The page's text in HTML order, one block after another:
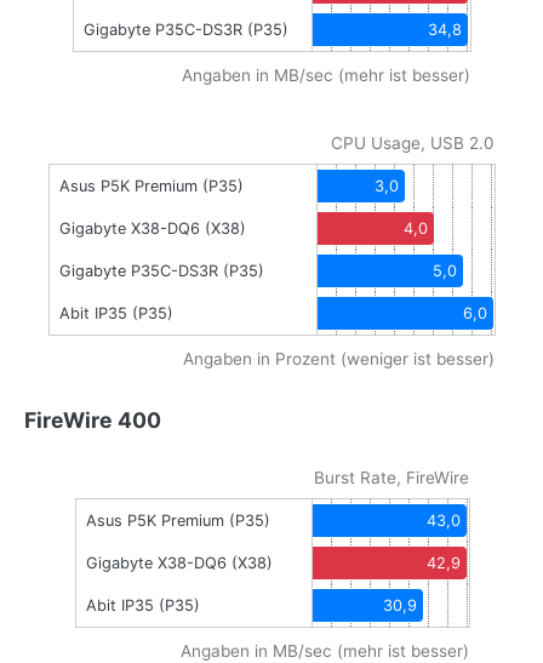
Gigabyte P35C-DS3R (P35) 34,8
Angaben in MB/sec (mehr ist besser)
CPU Usage, USB 2.0
Asus P5K Premium (P35) 3,0
Gigabyte X38-DQ6 (X38) 4,0
Gigabyte P35C-DS3R (P35) 5,0
Abit IP35 (P35) 6,0
Angaben in Prozent (weniger ist besser)
FireWire 400
Burst Rate, FireWire
Asus P5K Premium (P35) 43,0
Gigabyte X38-DQ6 (X38) 42,9
Abit IP35 (P35) 30,9
Angaben in MB/sec (mehr ist besser)